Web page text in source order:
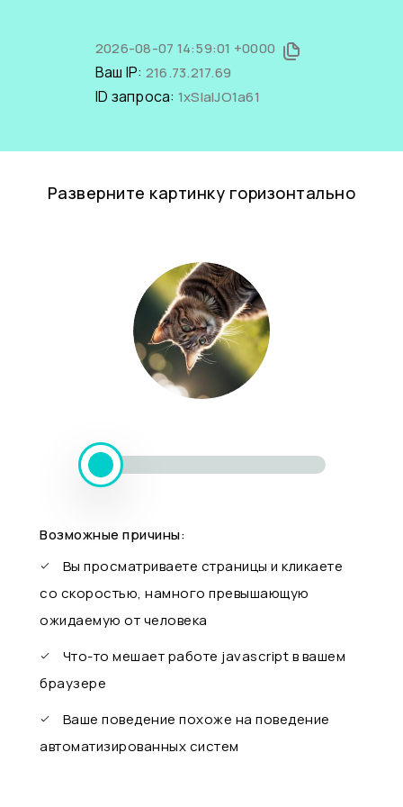
2026-08-07 14:59:01 +0000
Ваш IP: 216.73.217.69
ID запроса: 1xSlalJO1a61
Разверните картинку горизонтально
Возможные причины:
Вы просматриваете страницы и кликаете
со скоростью, намного превышающую
ожидаемую от человека
Что-то мешает работе javascript в вашем
браузере
Ваше поведение похоже на поведение
автоматизированных систем